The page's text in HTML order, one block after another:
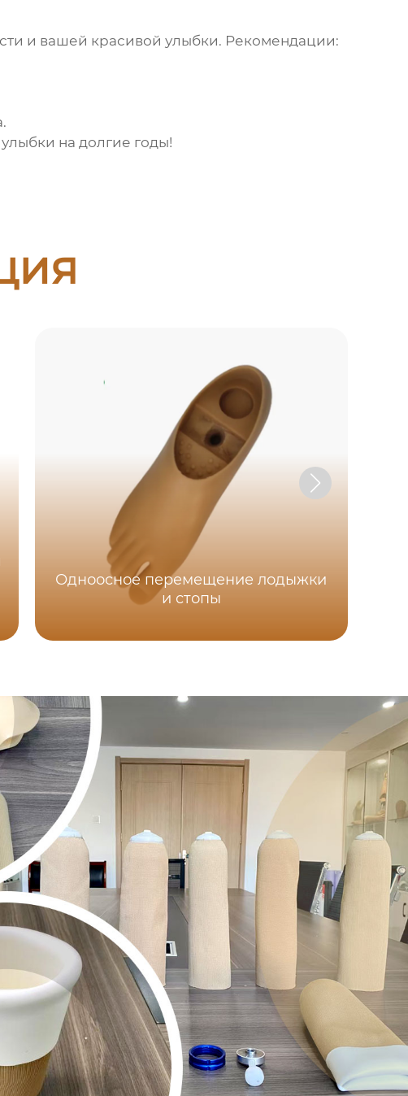
и вашей красивой улыбки. Рекомендации:
на долгие годы!
Одноосное перемещение лодыжки
и стопы